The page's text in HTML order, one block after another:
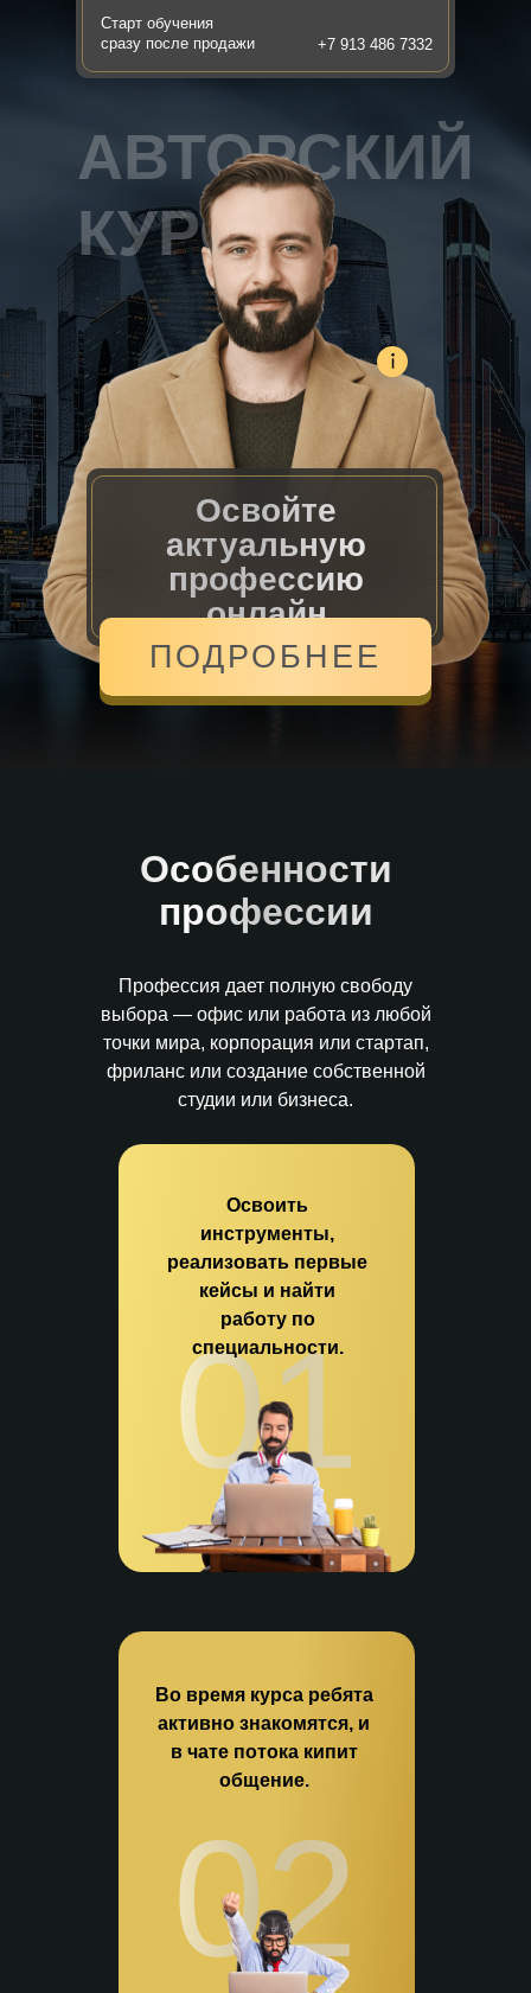
АВТОРСКИЙ
КУРС
Освойте
актуальную
профессию
онлайн
+7 913 486 7332
Старт обучения
сразу после продажи
ПОДРОБНЕЕ
01
02
Во время курса ребята
активно знакомятся, и
в чате потока кипит
общение.
Освоить
инструменты,
реализовать первые
кейсы и найти
работу по
специальности.
Особенности
профессии
Профессия дает полную свободу
выбора — офис или работа из любой
точки мира, корпорация или стартап,
фриланс или создание собственной
студии или бизнеса.